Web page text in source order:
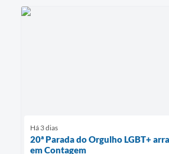
Há 3 dias
20ª Parada do Orgulho LGBT+
em Contagem